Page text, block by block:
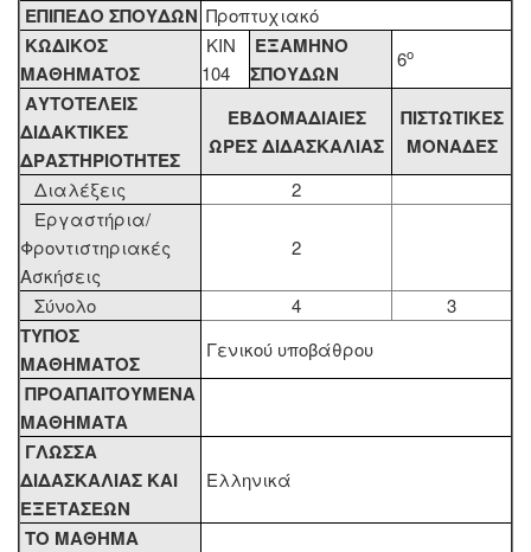
ΕΠΙΠΕΔΟ ΣΠΟΥΔΩΝ Προπτυχιακό
ΚΩΔΙΚΟΣ
ΜΑΘΗΜΑΤΟΣ
ΚΙΝ
104
ΕΞΑΜΗΝΟ
ΣΠΟΥΔΩΝ
6ο
ΑΥΤΟΤΕΛΕΙΣ
ΔΙΔΑΚΤΙΚΕΣ
ΔΡΑΣΤΗΡΙΟΤΗΤΕΣ
ΕΒΔΟΜΑΔΙΑΙΕΣ
ΩΡΕΣ ΔΙΔΑΣΚΑΛΙΑΣ
ΠΙΣΤΩΤΙΚΕΣ
ΜΟΝΑΔΕΣ
Διαλέξεις
2
Εργαστήρια/
Φροντιστηριακές
Ασκήσεις
2
Σύνολο 4 3
ΤΥΠΟΣ
ΜΑΘΗΜΑΤΟΣ
Γενικού υποβάθρου
ΠΡΟΑΠΑΙΤΟΥΜΕΝΑ
ΜΑΘΗΜΑΤΑ
ΓΛΩΣΣΑ
ΔΙΔΑΣΚΑΛΙΑΣ KAI
ΕΞΕΤΑΣΕΩΝ
Ελληνικά
ΤΟ ΜΑΘΗΜΑ